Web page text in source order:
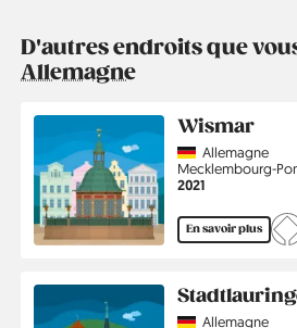
D'autres endroits que
Allemagne
Wismar
CountryAllemagne
Région
Mecklembourg-
Année
2021
En savoir plus
CountryAllemagne